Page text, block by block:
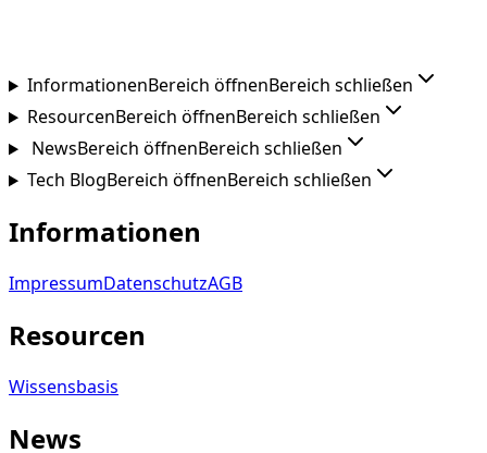
InformationenBereich öffnenBereich schließen
ResourcenBereich öffnenBereich schließen
NewsBereich öffnenBereich schließen
Tech BlogBereich öffnenBereich schließen
Informationen
ImpressumDatenschutzAGB
Resourcen
Wissensbasis
News